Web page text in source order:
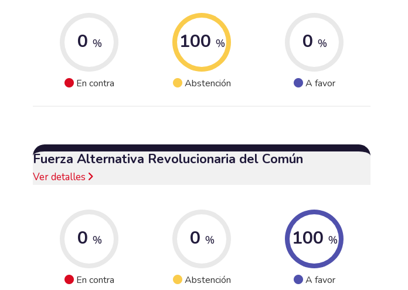
0 %
En contra
100 %
Abstención
0 %
A favor
Fuerza Alternativa Revolucionaria del Común
Ver detalles
0 %
En contra
0 %
Abstención
100 %
A favor